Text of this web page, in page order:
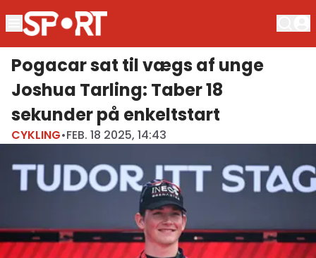
Pogacar sat til vægs af unge
Joshua Tarling: Taber 18
sekunder på enkeltstart
CYKLING•FEB. 18 2025, 14:43